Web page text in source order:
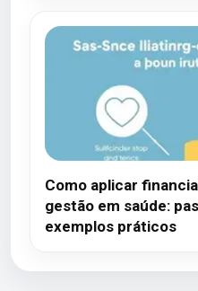
Como aplicar
gestão em saúde:
exemplos práticos